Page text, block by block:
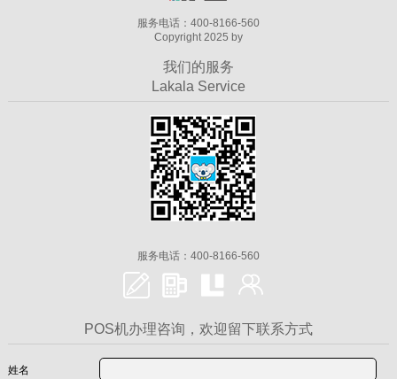
服务电话：400-8166-560
Copyright 2025 by
我们的服务
Lakala Service
服务电话：400-8166-560
POS机办理咨询，欢迎留下联系方式
姓名